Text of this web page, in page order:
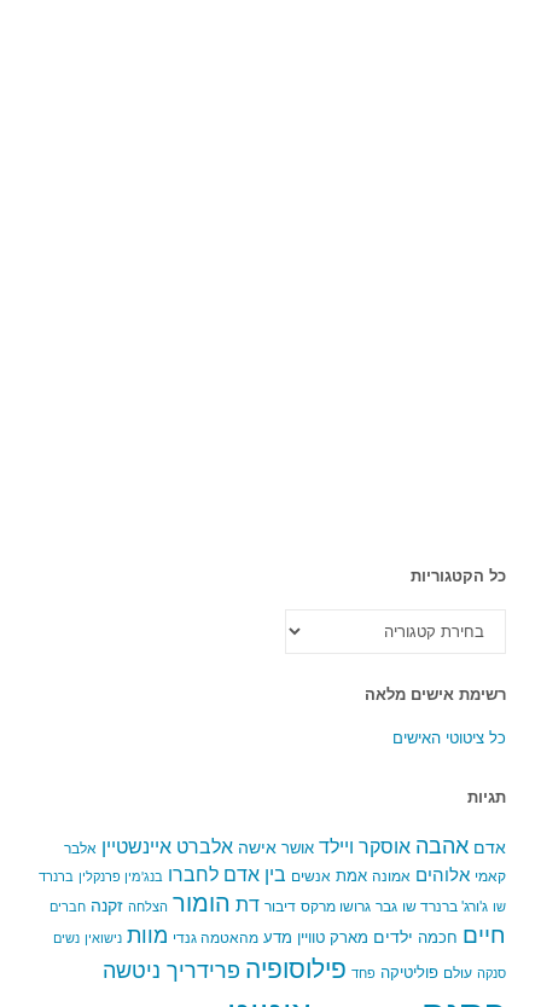
כל הקטגוריות
הקטגוריות
רשימת אישים מלאה
כל ציטוטי האישים
תגיות
אדם אהבה אוסקר ויילד אושר אישה אלברט איינשטיין אלבר
קאמי אלוהים אמונה אמת אנשים בין אדם לחברו בנג'מין פרנקלין ברנרד
שו ג'ורג' ברנרד שו גבר גרושו מרקס דיבור דת הומור הצלחה זקנה חברים
חיים חכמה ילדים מארק טוויין מדע מהאטמה גנדי מוות נישואין נשים
סנקה עולם פוליטיקה פחד פילוסופיה פרידריך ניטשה